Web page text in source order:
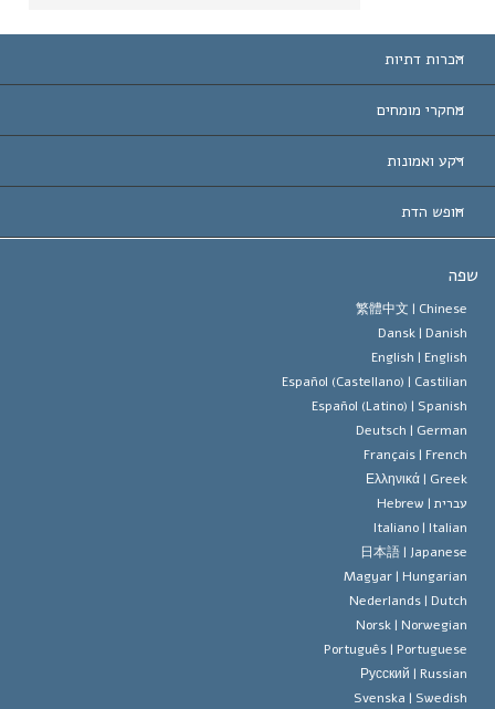
הכרות דתיות
הברית
עולמיות
חשובות
מחקרי מומחים
לפי קטגוריה
המובילים בעולם
רקע ואמונות
האברד
האמונה של ארגון הסיינטולוגיה
הסיינטולוג
מיסקביג'
חופש הדת
של זכויות האדם הבינלאומיות
על דת
繁體中文 |
Dansk |
English |
Español (Castellano) |
Español (Latino) |
Deutsch |
Français |
Ελληνικά |
|
Hebrew
Italiano |
日本語 |
Magyar |
Nederlands |
Norsk |
Português |
Русский |
Svenska |